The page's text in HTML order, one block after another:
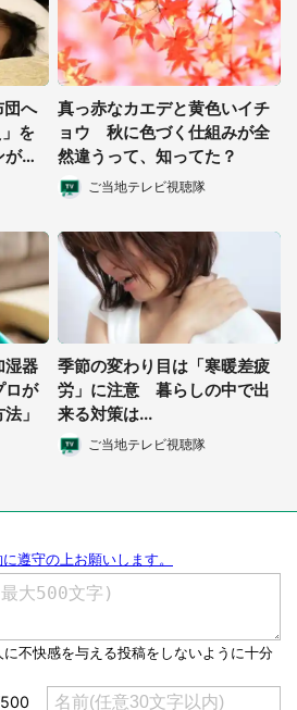
都道府選択
団へ
を
重
真っ赤なカエデと黄色いイチ
ョウ 秋に色づく仕組みが全
然違うって、知ってた？
ご当地テレビ視聴隊
湿器
が
」
季節の変わり目は「寒暖差疲
労」に注意 暮らしの中で出
来る対策は...
ご当地テレビ視聴隊